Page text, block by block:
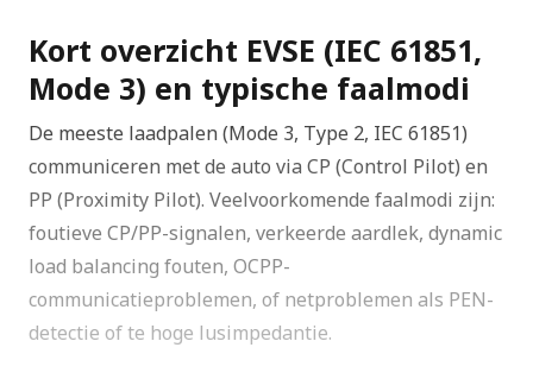
Kort overzicht EVSE (IEC 61851,
Mode 3) en typische faalmodi
De meeste laadpalen (Mode 3, Type 2, IEC 61851)
communiceren met de auto via CP (Control Pilot) en
PP (Proximity Pilot). Veelvoorkomende faalmodi zijn:
foutieve CP/PP-signalen, verkeerde aardlek, dynamic
load balancing fouten, OCPP-
communicatieproblemen, of netproblemen als PEN-
detectie of te hoge lusimpedantie.